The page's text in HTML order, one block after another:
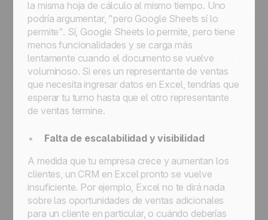
la misma hoja de cálculo al mismo tiempo. Uno
podría argumentar, "pero Google Sheets sí lo
permite". Sí, Google Sheets lo permite, pero tiene
menos funcionalidades y se carga más
lentamente cuando el documento se vuelve
voluminoso. Si eres un representante de ventas
que necesita ingresar datos en Excel, tendrías que
esperar tu turno hasta que el otro representante
de ventas termine.
Falta de escalabilidad y visibilidad
A medida que tu empresa crece y aumentan los
clientes, un CRM en Excel pronto se vuelve
insuficiente. Por ejemplo, Excel no te dirá nada
sobre las oportunidades de ventas adicionales
para un cliente en particular, o cuándo deberías